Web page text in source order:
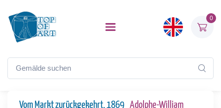
0
Vom Markt zurückgekehrt, 1869 Adolphe-William